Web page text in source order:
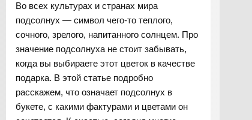
Во всех культурах и странах мира
подсолнух — символ чего-то теплого,
сочного, зрелого, напитанного солнцем. Про
значение подсолнуха не стоит забывать,
когда вы выбираете этот цветок в качестве
подарка. В этой статье подробно
расскажем, что означает подсолнух в
букете, с какими фактурами и цветами он